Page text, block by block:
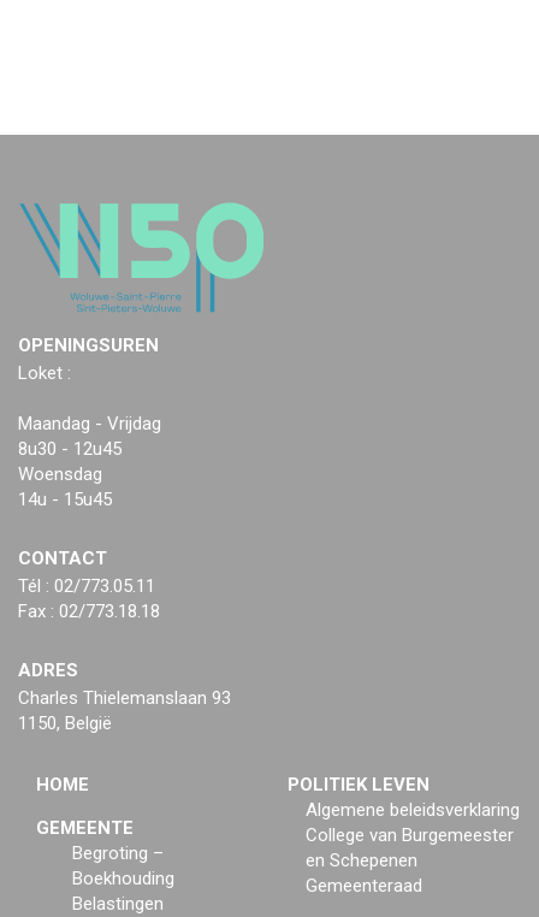
OPENINGSUREN
Loket :
Maandag - Vrijdag
8u30 - 12u45
Woensdag
14u - 15u45
CONTACT
Tél : 02/773.05.11
Fax : 02/773.18.18
ADRES
Charles Thielemanslaan 93
1150, België
HOME
GEMEENTE
Begroting –
Boekhouding
Belastingen
POLITIEK LEVEN
Algemene beleidsverklaring
College van Burgemeester
en Schepenen
Gemeenteraad